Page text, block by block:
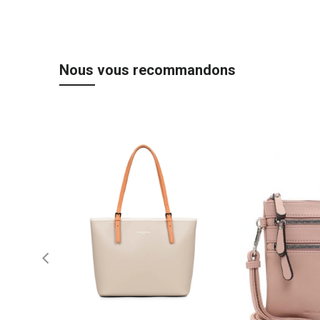
Nous vous recommandons